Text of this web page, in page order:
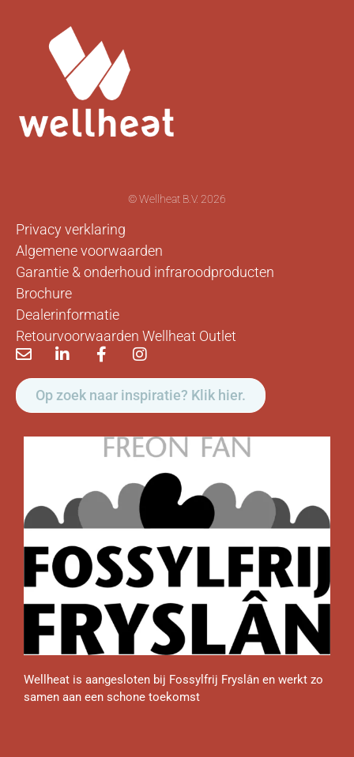
© Wellheat B.V. 2026
Privacy verklaring
Algemene voorwaarden
Garantie & onderhoud infraroodproducten
Brochure
Dealerinformatie
Retourvoorwaarden Wellheat Outlet
Op zoek naar inspiratie? Klik hier.
Wellheat is aangesloten bij Fossylfrij Fryslân en werkt zo
samen aan een schone toekomst